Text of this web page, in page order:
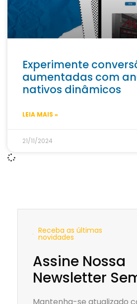
Experimente
aumentadas com
nativos dinâmicos
LEIA MAIS »
21/11/2024
Receba as últimas
novidades
Assine Nossa
Newsletter